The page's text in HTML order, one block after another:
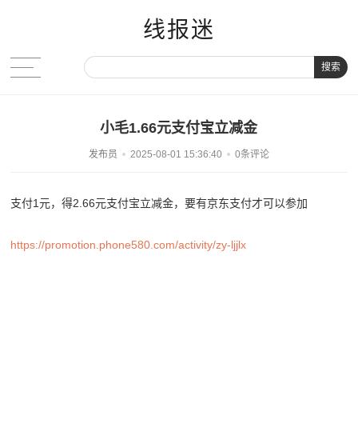
线报迷
搜索
小毛1.66元支付宝立减金
发布员 2025-08-01 15:36:40 0条评论
支付1元，得2.66元支付宝立减金，要有京东支付才可以参加
https://promotion.phone580.com/activity/zy-ljjlx